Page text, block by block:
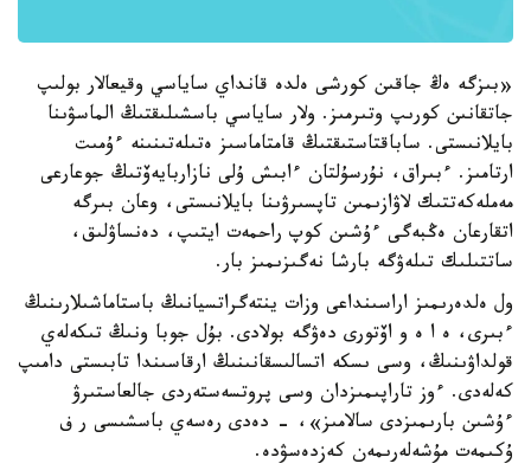
«بىزگە ەڭ جاقىن كورشى ەلدە قانداي ساياسي وقيعالار بولىپ
جاتقانىن كورىپ وتىرمىز. ولار ساياسي باسشىلىقتىڭ الماسۋىنا
بايلانىستى. ساباقتاستىقتىڭ قامتاماسىز ەتىلەتىنىنە ءۇمىت
ارتامىز. ءبىراق، نۇرسۇلتان ءابىش ۇلى نازاربايەۆتىڭ جوعارعى
مەملەكەتتىك لاۋازىمىن تاپسىرۋىنا بايلانىستى، وعان بىرگە
اتقارعان ەڭبەگى ءۇشىن كوپ راحمەت ايتىپ، دەنساۋلىق،
ساتتىلىك تىلەۋگە بارشا نەگىزىمىز بار.
ول ەلدەرىمىز اراسىنداعى وزات ينتەگراتسيانىڭ باستاماشىلارىنىڭ
ءبىرى، ە ا ە و اۆتورى دەۋگە بولادى. بۇل جوبا ونىڭ تىكەلەي
قولداۋىنىڭ، وسى ىسكە اتسالىسقانىنىڭ ارقاسىندا تابىستى دامىپ
كەلەدى. ءوز تاراپىمىزدان وسى پروتسەستەردى جالعاستىرۋ
ءۇشىن بارىمىزدى سالامىز»، - دەدى رەسەي باسشىسى ر ف
ۇكىمەت مۇشەلەرىمەن كەزدەسۋدە.